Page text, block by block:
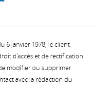
6 janvier 1978, le client
d'accès et de rectification.
modifier ou supprimer
avec la rédaction du